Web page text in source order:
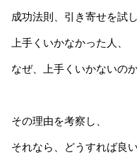
成功法則、引き寄せを試し
上手くいかなかった人、
なぜ、上手くいかないの
その理由を考察し、
それなら、どうすれば良